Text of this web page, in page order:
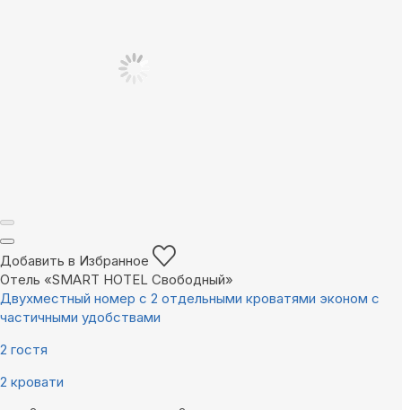
Добавить в Избранное
Отель «SMART HOTEL Свободный»
Двухместный номер с 2 отдельными кроватями эконом с
частичными удобствами
2 гостя
2 кровати